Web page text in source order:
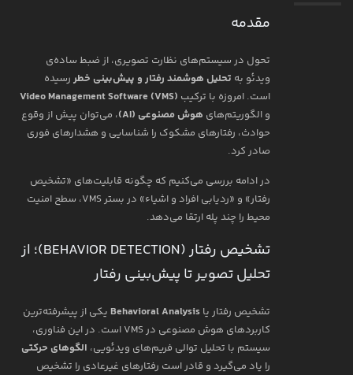
مقدمه
تحول در سیستم‌های نظارت تصویری، از ضبط ساده‌ی
ویدئو به تحلیل هوشمند رفتار و پیش‌بینی خطر رسیده
است. امروزه با ترکیب Video Management Software (VMS)
و الگوریتم‌های هوش مصنوعی (AI)
، می‌توان پیش از وقوع
حوادث، رفتارهای مشکوک را شناسایی و هشدارهای فوری
صادر کرد.
در ادامه بررسی می‌کنیم که چگونه قابلیت‌های «تشخیص
رفتار» و «ردیابی افراد و اشیاء» در بستر VMS، سطح امنیت
محیط را چند پله ارتقا می‌دهد.
تشخیص رفتار (BEHAVIOR DETECTION)؛ از
تحلیل تصویر تا پیش‌بینی رفتار
تشخیص رفتار یا Behavioral Analysis یکی از پیشرفته‌ترین
کاربردهای هوش مصنوعی در VMS است. در این فناوری،
سیستم با تحلیل توالی فریم‌های ویدئویی، الگوهای حرکتی
را یاد می‌گیرد و قادر است رفتارهای غیرعادی را تشخیص